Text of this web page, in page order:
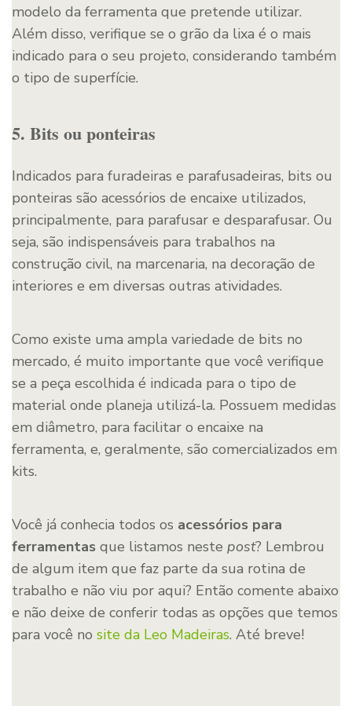
modelo da ferramenta que pretende utilizar.
Além disso, verifique se o grão da lixa é o mais
indicado para o seu projeto, considerando também
o tipo de superfície.
5. Bits ou ponteiras
Indicados para furadeiras e parafusadeiras, bits ou
ponteiras são acessórios de encaixe utilizados,
principalmente, para parafusar e desparafusar. Ou
seja, são indispensáveis para trabalhos na
construção civil, na marcenaria, na decoração de
interiores e em diversas outras atividades.
Como existe uma ampla variedade de bits no
mercado, é muito importante que você verifique
se a peça escolhida é indicada para o tipo de
material onde planeja utilizá-la. Possuem medidas
em diâmetro, para facilitar o encaixe na
ferramenta, e, geralmente, são comercializados em
kits.
Você já conhecia todos os acessórios para
ferramentas que listamos neste post? Lembrou
de algum item que faz parte da sua rotina de
trabalho e não viu por aqui? Então comente abaixo
e não deixe de conferir todas as opções que temos
para você no site da Leo Madeiras. Até breve!